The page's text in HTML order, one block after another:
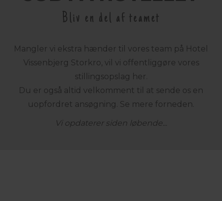
Bliv en del af teamet
Mangler vi ekstra hænder til vores team på Hotel
Vissenbjerg Storkro, vil vi offentliggøre vores
stillingsopslag her.
Du er også altid velkomment til at sende os en
uopfordret ansøgning. Se mere forneden.
Vi opdaterer siden løbende...